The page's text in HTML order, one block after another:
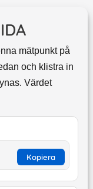
mätpunkt på
och klistra in
Värdet
Kopiera